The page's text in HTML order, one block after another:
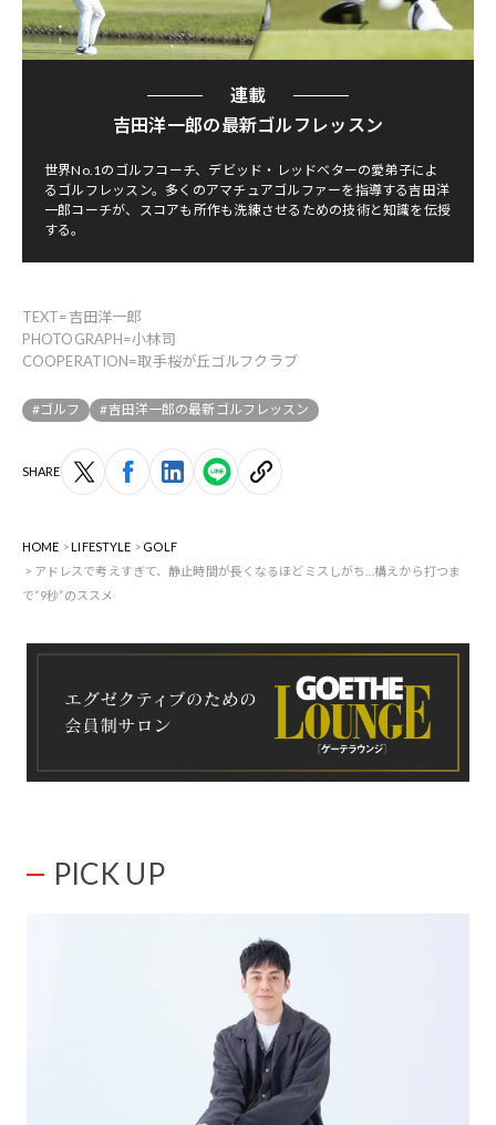
連載
吉田洋一郎の最新ゴルフレッスン
世界No.1のゴルフコーチ、デビッド・レッドベターの愛弟子によ
るゴルフレッスン。多くのアマチュアゴルファーを指導する吉田洋
一郎コーチが、スコアも所作も洗練させるための技術と知識を伝授
する。
TEXT=吉田洋一郎
PHOTOGRAPH=小林司
COOPERATION=取手桜が丘ゴルフクラブ
#ゴルフ #吉田洋一郎の最新ゴルフレッスン
SHARE
HOME LIFESTYLE
GOLF
アドレスで考えすぎて、静止時間が長くなるほどミスしがち…構えから打つま
で“9秒”のススメ
PICK UP